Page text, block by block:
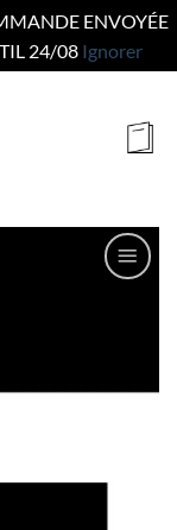
ENVOYÉE
24/08 Ignorer